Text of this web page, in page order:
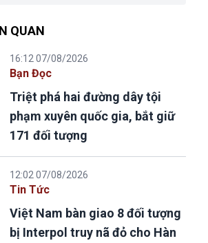
QUAN
16:12 07/08/2026
Bạn Đọc
Triệt phá hai đường dây tội
phạm xuyên quốc gia, bắt giữ
171 đối tượng
12:02 07/08/2026
Tin Tức
Việt Nam bàn giao 8 đối tượng
bị Interpol truy nã đỏ cho Hàn